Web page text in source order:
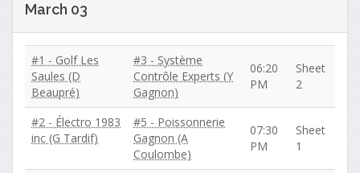
March 03
#1 - Golf Les
Saules (D
Beaupré)
#3 - Système
Contrôle Experts (Y
Gagnon)
06:20
PM
Sheet
2
#2 - Électro 1983
inc (G Tardif)
#5 - Poissonnerie
Gagnon (A
Coulombe)
07:30
PM
Sheet
1